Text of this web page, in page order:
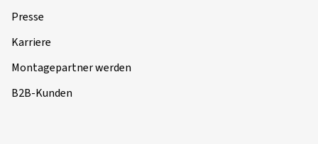
Presse
Karriere
Montagepartner werden
B2B-Kunden